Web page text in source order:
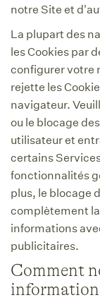
notre Site et
La plupart des
les Cookies par
configurer votre
rejette les
navigateur.
ou le blocage
utilisateur et
certains
fonctionnalités
plus, le blocage
complètement
informations
publicitaires.
Comment